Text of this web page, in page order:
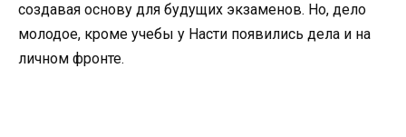
создавая основу для будущих экзаменов. Но, дело
молодое, кроме учебы у Насти появились дела и на
личном фронте.